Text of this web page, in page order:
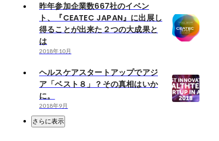
昨年参加企業数667社のイベン
ト、『CEATEC JAPAN』に出展し
得ることが出来た２つの大成果と
は
2018年10月
ヘルスケアスタートアップでアジ
ア「ベスト８」？その真相はいか
に。
2018年9月
さらに表示